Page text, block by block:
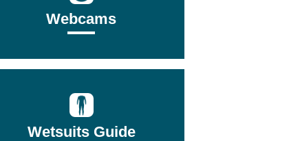
Webcams
Wetsuits Guide